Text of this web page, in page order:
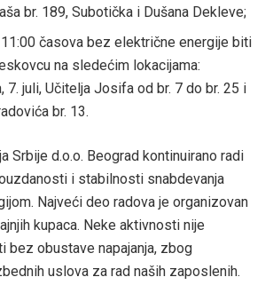
br. 189, Subotička i Dušana Dekleve;
časova bez električne energije biti
na sledećim lokacijama:
7. juli, Učitelja Josifa od br. 7 do br. 25 i
br. 13.
Srbije d.o.o. Beograd kontinuirano radi
i stabilnosti snabdevanja
Najveći deo radova je organizovan
kupaca. Neke aktivnosti nije
bez obustave napajanja, zbog
uslova za rad naših zaposlenih.